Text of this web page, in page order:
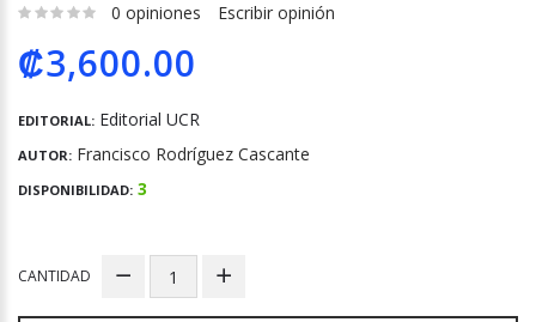
0 opiniones Escribir opinión
₡3,600.00
EDITORIAL: Editorial UCR
AUTOR: Francisco Rodríguez Cascante
DISPONIBILIDAD: 3
CANTIDAD